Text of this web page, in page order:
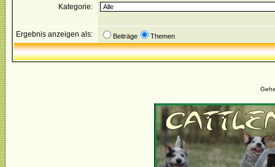
Kategorie:
Ergebnis anzeigen als: Beiträge Themen